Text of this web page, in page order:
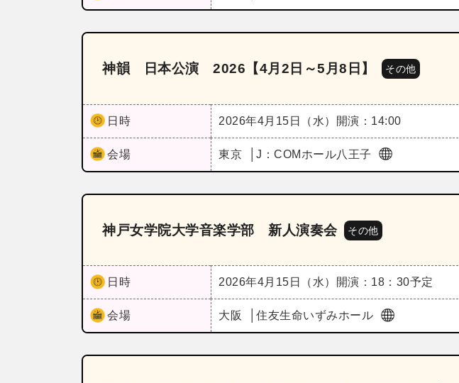
神韻 日本公演 2026【4月2日～5月8日】 その他
日時 2026年4月15日（水） 開演：14:00
会場 東京 J：COMホール八王子
神戸女学院大学音楽学部 新人演奏会 その他
日時 2026年4月15日（水） 開演：18：30予定
会場 大阪 住友生命いずみホール